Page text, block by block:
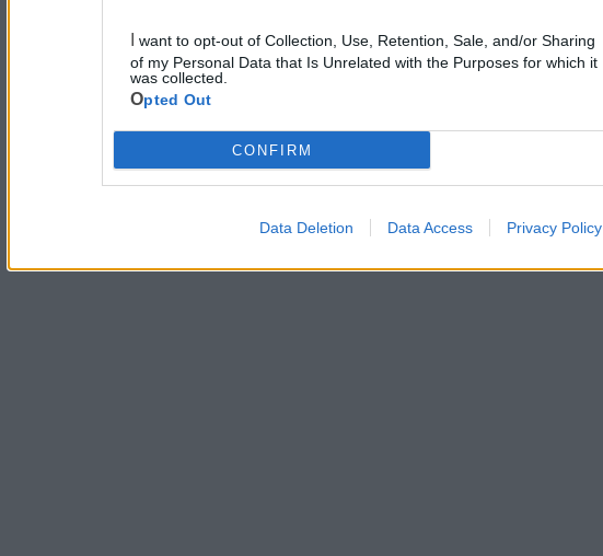
of my Personal Data that Is Unrelated with the Purposes for which it
was collected.
Opted Out
CONFIRM
Data Deletion Data Access Privacy Policy